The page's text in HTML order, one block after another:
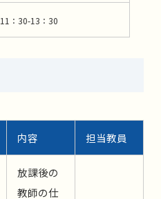
11：30-13：30
内容 担当教員
放課後の
教師の仕